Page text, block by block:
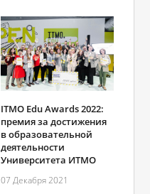
ITMO Edu Awards 2022:
премия за достижения
в образовательной
деятельности
Университета ИТМО
07 Декабря 2021